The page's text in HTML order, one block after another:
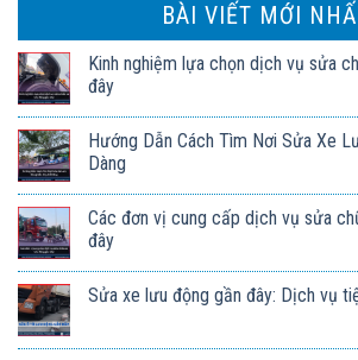
BÀI VIẾT MỚI
Kinh nghiệm lựa chọn dịch vụ sửa
đây
Hướng Dẫn Cách Tìm Nơi Sửa Xe
Dàng
Các đơn vị cung cấp dịch vụ sửa
đây
Sửa xe lưu động gần đây: Dịch vụ